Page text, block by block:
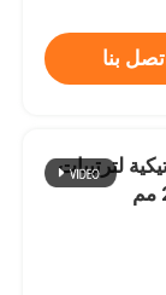
بنا
لترتيبات